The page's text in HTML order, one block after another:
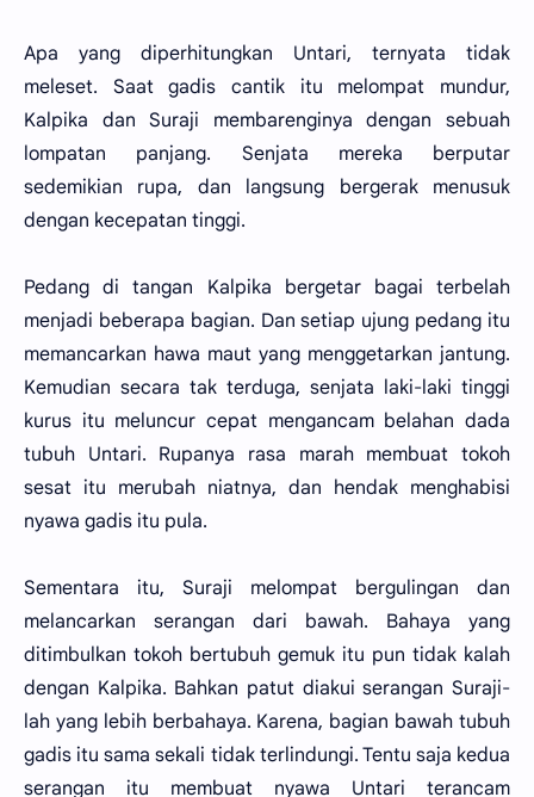
Apa yang diperhitungkan Untari, ternyata tidak
meleset. Saat gadis cantik itu melompat mundur,
Kalpika dan Suraji membarenginya dengan sebuah
lompatan panjang. Senjata mereka berputar
sedemikian rupa, dan langsung bergerak menusuk
dengan kecepatan tinggi.
Pedang di tangan Kalpika bergetar bagai terbelah
menjadi beberapa bagian. Dan setiap ujung pedang itu
memancarkan hawa maut yang menggetarkan jantung.
Kemudian secara tak terduga, senjata laki-laki tinggi
kurus itu meluncur cepat mengancam belahan dada
tubuh Untari. Rupanya rasa marah membuat tokoh
sesat itu merubah niatnya, dan hendak menghabisi
nyawa gadis itu pula.
Sementara itu, Suraji melompat bergulingan dan
melancarkan serangan dari bawah. Bahaya yang
ditimbulkan tokoh bertubuh gemuk itu pun tidak kalah
dengan Kalpika. Bahkan patut diakui serangan Suraji-
lah yang lebih berbahaya. Karena, bagian bawah tubuh
gadis itu sama sekali tidak terlindungi. Tentu saja kedua
serangan itu membuat nyawa Untari terancam